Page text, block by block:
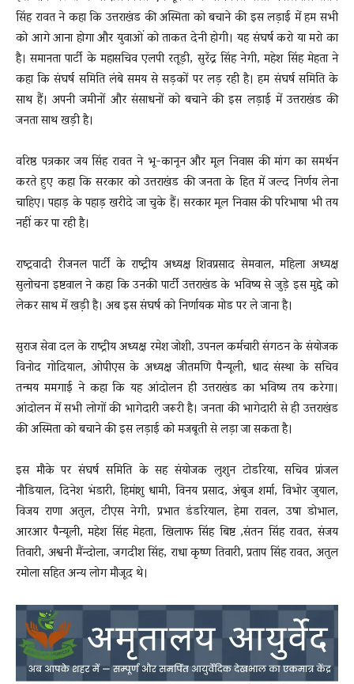
सिंह रावत ने कहा कि उत्तराखंड की अस्मिता को बचाने की इस लड़ाई में हम सभी
को आगे आना होगा और युवाओं को ताकत देनी होगी। यह संघर्ष करो या मरो का
है। समानता पार्टी के महासचिव एलपी रतूड़ी, सुरेंद्र सिंह नेगी, महेश सिंह मेहता ने
कहा कि संघर्ष समिति लंबे समय से सड़कों पर लड़ रही है। हम संघर्ष समिति के
साथ हैं। अपनी जमीनों और संसाधनों को बचाने की इस लड़ाई में उत्तराखंड की
जनता साथ खड़ी है।
वरिष्ठ पत्रकार जय सिंह रावत ने भू-कानून और मूल निवास की मांग का समर्थन
करते हुए कहा कि सरकार को उत्तराखंड की जनता के हित में जल्द निर्णय लेना
चाहिए। पहाड़ के पहाड़ खरीदे जा चुके हैं। सरकार मूल निवास की परिभाषा भी तय
नहीं कर पा रही है।
राष्ट्रवादी रीजनल पार्टी के राष्ट्रीय अध्यक्ष शिवप्रसाद सेमवाल, महिला अध्यक्ष
सुलोचना इष्टवाल ने कहा कि उनकी पार्टी उत्तराखंड के भविष्य से जुड़े इस मुद्दे को
लेकर साथ में खड़ी है। अब इस संघर्ष को निर्णायक मोड पर ले जाना है।
सुराज सेवा दल के राष्ट्रीय अध्यक्ष रमेश जोशी, उपनल कर्मचारी संगठन के संयोजक
विनोद गोदियाल, ओपीएस के अध्यक्ष जीतमणि पैन्यूली, धाद संस्था के सचिव
तन्मय ममगाई ने कहा कि यह आंदोलन ही उत्तराखंड का भविष्य तय करेगा।
आंदोलन में सभी लोगों की भागेदारी जरूरी है। जनता की भागेदारी से ही उत्तराखंड
की अस्मिता को बचाने की इस लड़ाई को मजबूती से लड़ा जा सकता है।
इस मौके पर संघर्ष समिति के सह संयोजक लुशुन टोडरिया, सचिव प्रांजल
नौडियाल, दिनेश भंडारी, हिमांशु धामी, विनय प्रसाद, अंबुज शर्मा, विभोर जुयाल,
विजय राणा अतुल, टीएस नेगी, प्रभात डंडरियाल, हेमा रावल, उषा डोभाल,
आरआर पैन्यूली, महेश सिंह मेहता, खिलाफ सिंह बिष्ट ,संतन सिंह रावत, संजय
तिवारी, अश्वनी मैंन्दोला, जगदीश सिंह, राधा कृष्ण तिवारी, प्रताप सिंह रावत, अतुल
रमोला सहित अन्य लोग मौजूद थे।